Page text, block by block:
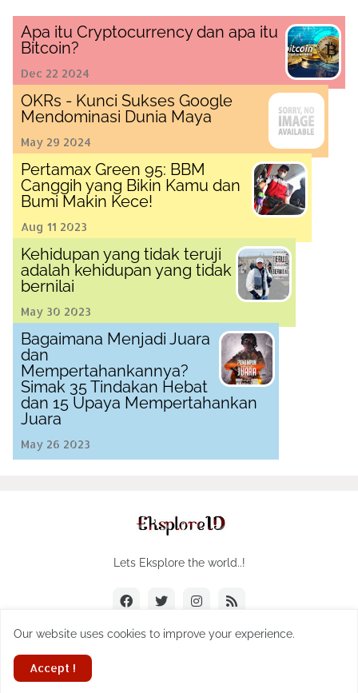
Apa itu Cryptocurrency dan apa itu
Bitcoin?
Dec 22 2024
OKRs - Kunci Sukses Google
Mendominasi Dunia Maya
May 29 2024
Pertamax Green 95: BBM
Canggih yang Bikin Kamu dan
Bumi Makin Kece!
Aug 11 2023
Kehidupan yang tidak teruji
adalah kehidupan yang tidak
bernilai
May 30 2023
Bagaimana Menjadi Juara
dan
Mempertahankannya?
Simak 35 Tindakan Hebat
dan 15 Upaya Mempertahankan
Juara
May 26 2023
Lets Eksplore the world..!
Our website uses cookies to improve your experience.
Accept !